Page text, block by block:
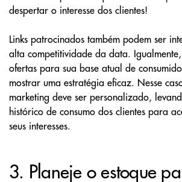
despertar o interesse dos clientes!
Links patrocinados também podem ser
alta competitividade da data.
ofertas para sua base atual de
mostrar uma estratégia eficaz. Nesse
marketing deve ser personalizado,
histórico de consumo dos clientes para
seus interesses.
3. Planeje o estoque